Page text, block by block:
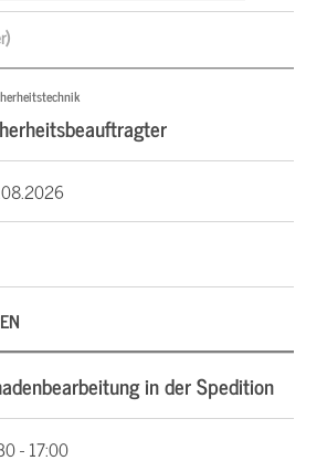
in der Spedition
- 17:00